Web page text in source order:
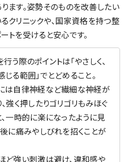
ます。姿勢そのものを改善したい
クリニックや、国家資格を持つ整
トを受けると安心です。
う際のポイントは「やさしく、
る範囲」でとどめること。
は自律神経など繊細な神経が
強く押したりゴリゴリもみほぐ
、一時的に楽になったように見
後に痛みやしびれを招くことが
ど強い刺激は避け、違和感や